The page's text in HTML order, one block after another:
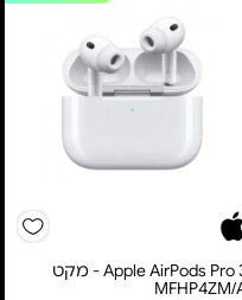
Apple AirPods Pro 3 - מקט
MFHP4ZM/